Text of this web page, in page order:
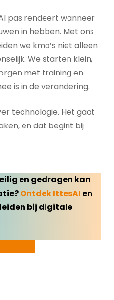
pas rendeert wanneer
in hebben. Met ons
we kmo’s niet alleen
We starten klein,
met training en
is in de verandering.
technologie. Het gaat
en dat begint bij
en gedragen kan
Ontdek IttesAI en
bij digitale